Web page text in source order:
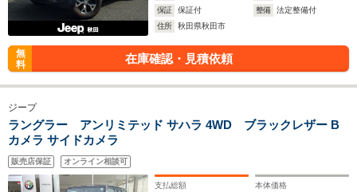
保証
保証付 整備
法定整備付
住所
秋田県秋田市
無
料
在庫確認・見積依頼
ジープ
ラングラー アンリミテッド サハラ 4WD ブラックレザー B
カメラ サイドカメラ
販売店保証 オンライン相談可
支払総額 本体価格